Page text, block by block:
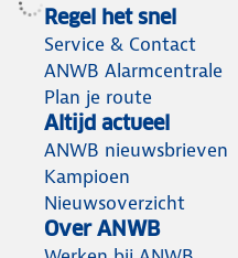
Regel het snel
Service & Contact
ANWB Alarmcentrale
Plan je route
Altijd actueel
ANWB nieuwsbrieven
Kampioen
Nieuwsoverzicht
Over ANWB